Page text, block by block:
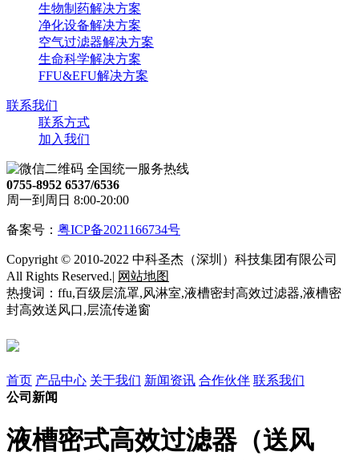
生物制药解决方案
净化设备解决方案
空气过滤器解决方案
生命科学解决方案
FFU&EFU解决方案
联系我们
联系方式
加入我们
全国统一服务热线
0755-8952 6537/6536
周一到周日 8:00-20:00
备案号： 粤ICP备2021166734号
Copyright © 2010-2022 中科圣杰（深圳）科技集团有限公司
All Rights Reserved.| 网站地图
热搜词：ffu,百级层流罩,风淋室,液槽密封高效过滤器,液槽密
封高效送风口,层流传递窗
首页 产品中心 关于我们 新闻资讯 合作伙伴 联系我们
公司新闻
液槽密式高效过滤器（送风